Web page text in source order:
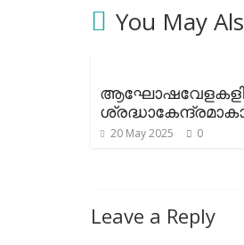
You May
20 May 2025 0
Leave a Reply